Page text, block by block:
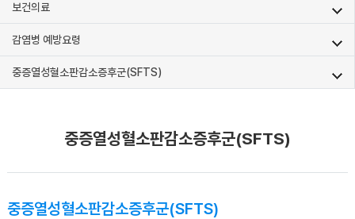
보건의료
감염병 예방요령
중증열성혈소판감소증후군(SFTS)
중증열성혈소판감소증후군(SFTS)
중증열성혈소판감소증후군(SFTS)